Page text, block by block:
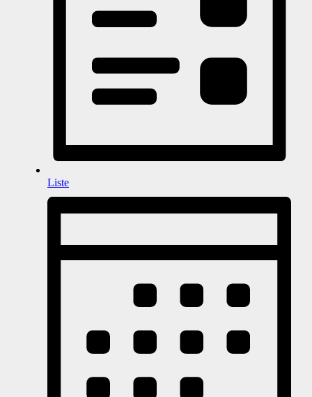
Liste